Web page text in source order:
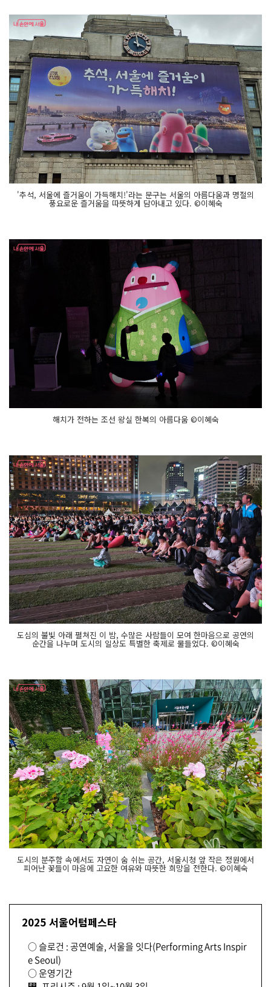
'추석, 서울에 즐거움이 가득해치!'라는 문구는 서울의 아름다움과 명절의
풍요로운 즐거움을 따뜻하게 담아내고 있다. ©이혜숙
해치가 전하는 조선 왕실 한복의 아름다움 ©이혜숙
도심의 불빛 아래 펼쳐진 이 밤, 수많은 사람들이 모여 한마음으로 공연의
순간을 나누며 도시의 일상도 특별한 축제로 물들었다. ©이혜숙
도시의 분주함 속에서도 자연이 숨 쉬는 공간, 서울시청 앞 작은 정원에서
피어난 꽃들이 마음에 고요한 여유와 따뜻한 희망을 전한다. ©이혜숙
2025 서울어텀페스타
○ 슬로건 : 공연예술, 서울을 잇다(Performing Arts Inspir
e Seoul)
○ 운영기간